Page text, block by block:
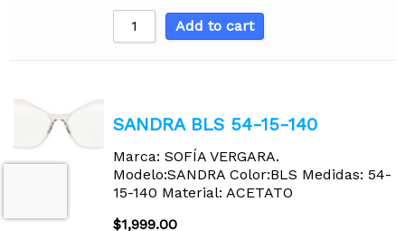
Add to cart
SANDRA BLS 54-15-140
Marca: SOFÍA VERGARA.
Modelo:SANDRA Color:BLS Medidas: 54-
15-140 Material: ACETATO
$1,999.00